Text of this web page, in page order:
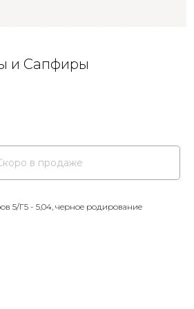
и Сапфиры
5/Г5 - 5,04, черное родирование